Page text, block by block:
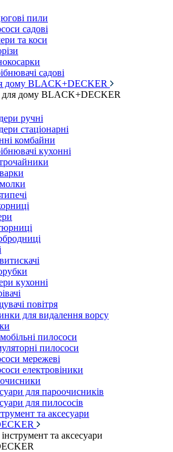
пили
садові
та коси
садові
дому BLACK+DECKER
для дому BLACK+DECKER
ручні
стаціонарні
комбайни
кухонні
кухонні
повітря
для видалення ворсу
пилососи
пилососи
мережеві
електровіники
для пароочисників
для пилососів
та аксесуари
та аксесуари